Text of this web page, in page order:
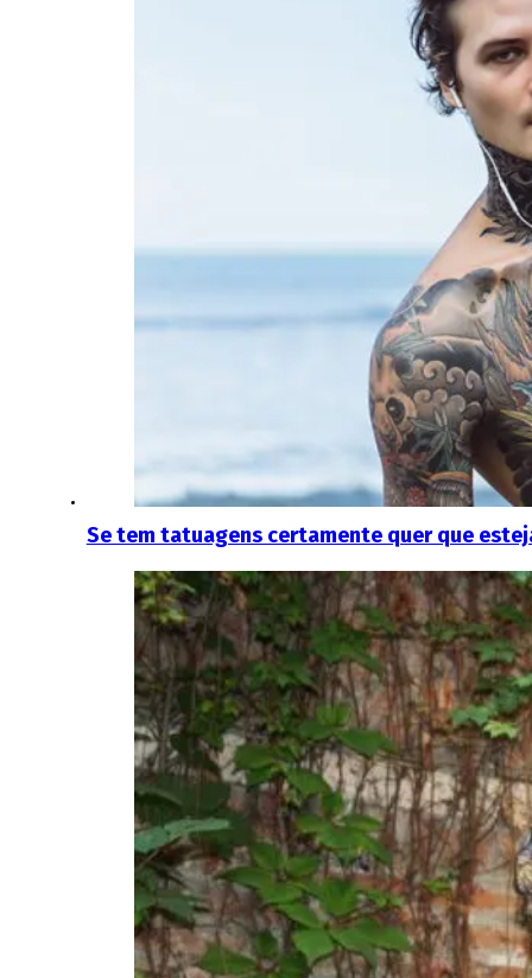
Se tem tatuagens certamente quer que